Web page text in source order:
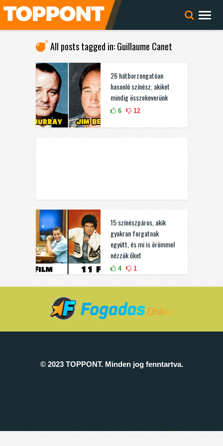
All posts tagged in: Guillaume Canet
26 hátborzongatóan
hasonló színész, akiket
mindig összekeverünk
6 12
15 színészpáros, akik
gyakran forgatnak
együtt, és mi is örömmel
nézzük őket
4 1
© 2023 TOPPONT. Minden jog fenntartva.